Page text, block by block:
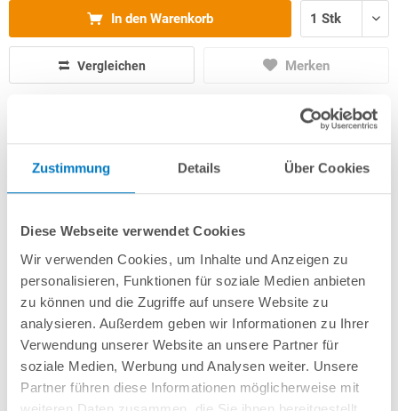
Zustimmung Details Über Cookies
Diese Webseite verwendet Cookies
Wir verwenden Cookies, um Inhalte und Anzeigen zu
personalisieren, Funktionen für soziale Medien anbieten
zu können und die Zugriffe auf unsere Website zu
analysieren. Außerdem geben wir Informationen zu Ihrer
Verwendung unserer Website an unsere Partner für
soziale Medien, Werbung und Analysen weiter. Unsere
Partner führen diese Informationen möglicherweise mit
In den Warenkorb
Vergleichen Merken
info(at)poolsana.de Anfrageformular
Herstellerangaben
Anleitungen/Datenblätter